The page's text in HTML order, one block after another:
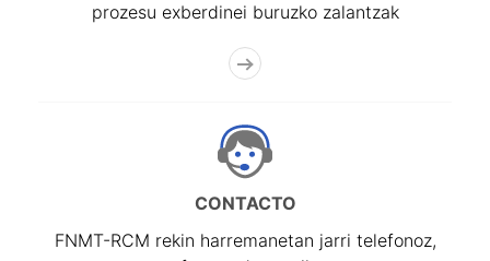
prozesu exberdinei buruzko zalantzak
CONTACTO
FNMT-RCM rekin harremanetan jarri telefonoz,